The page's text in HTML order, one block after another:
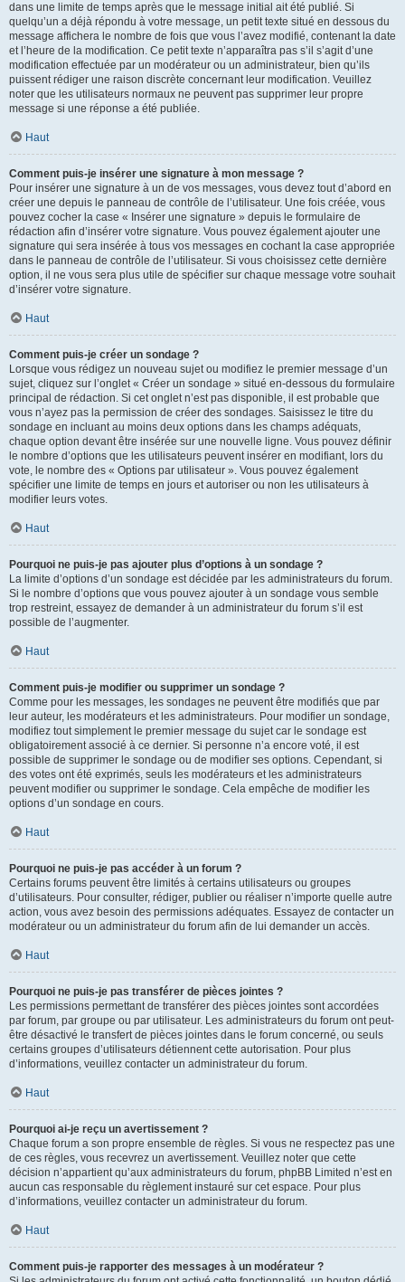
dans une limite de temps après que le message initial ait été publié. Si
quelqu’un a déjà répondu à votre message, un petit texte situé en dessous du
message affichera le nombre de fois que vous l’avez modifié, contenant la date
et l’heure de la modification. Ce petit texte n’apparaîtra pas s’il s’agit d’une
modification effectuée par un modérateur ou un administrateur, bien qu’ils
puissent rédiger une raison discrète concernant leur modification. Veuillez
noter que les utilisateurs normaux ne peuvent pas supprimer leur propre
message si une réponse a été publiée.
Haut
Comment puis-je insérer une signature à mon message ?
Pour insérer une signature à un de vos messages, vous devez tout d’abord en
créer une depuis le panneau de contrôle de l’utilisateur. Une fois créée, vous
pouvez cocher la case « Insérer une signature » depuis le formulaire de
rédaction afin d’insérer votre signature. Vous pouvez également ajouter une
signature qui sera insérée à tous vos messages en cochant la case appropriée
dans le panneau de contrôle de l’utilisateur. Si vous choisissez cette dernière
option, il ne vous sera plus utile de spécifier sur chaque message votre souhait
d’insérer votre signature.
Haut
Comment puis-je créer un sondage ?
Lorsque vous rédigez un nouveau sujet ou modifiez le premier message d’un
sujet, cliquez sur l’onglet « Créer un sondage » situé en-dessous du formulaire
principal de rédaction. Si cet onglet n’est pas disponible, il est probable que
vous n’ayez pas la permission de créer des sondages. Saisissez le titre du
sondage en incluant au moins deux options dans les champs adéquats,
chaque option devant être insérée sur une nouvelle ligne. Vous pouvez définir
le nombre d’options que les utilisateurs peuvent insérer en modifiant, lors du
vote, le nombre des « Options par utilisateur ». Vous pouvez également
spécifier une limite de temps en jours et autoriser ou non les utilisateurs à
modifier leurs votes.
Haut
Pourquoi ne puis-je pas ajouter plus d’options à un sondage ?
La limite d’options d’un sondage est décidée par les administrateurs du forum.
Si le nombre d’options que vous pouvez ajouter à un sondage vous semble
trop restreint, essayez de demander à un administrateur du forum s’il est
possible de l’augmenter.
Haut
Comment puis-je modifier ou supprimer un sondage ?
Comme pour les messages, les sondages ne peuvent être modifiés que par
leur auteur, les modérateurs et les administrateurs. Pour modifier un sondage,
modifiez tout simplement le premier message du sujet car le sondage est
obligatoirement associé à ce dernier. Si personne n’a encore voté, il est
possible de supprimer le sondage ou de modifier ses options. Cependant, si
des votes ont été exprimés, seuls les modérateurs et les administrateurs
peuvent modifier ou supprimer le sondage. Cela empêche de modifier les
options d’un sondage en cours.
Haut
Pourquoi ne puis-je pas accéder à un forum ?
Certains forums peuvent être limités à certains utilisateurs ou groupes
d’utilisateurs. Pour consulter, rédiger, publier ou réaliser n’importe quelle autre
action, vous avez besoin des permissions adéquates. Essayez de contacter un
modérateur ou un administrateur du forum afin de lui demander un accès.
Haut
Pourquoi ne puis-je pas transférer de pièces jointes ?
Les permissions permettant de transférer des pièces jointes sont accordées
par forum, par groupe ou par utilisateur. Les administrateurs du forum ont peut-
être désactivé le transfert de pièces jointes dans le forum concerné, ou seuls
certains groupes d’utilisateurs détiennent cette autorisation. Pour plus
d’informations, veuillez contacter un administrateur du forum.
Haut
Pourquoi ai-je reçu un avertissement ?
Chaque forum a son propre ensemble de règles. Si vous ne respectez pas une
de ces règles, vous recevrez un avertissement. Veuillez noter que cette
décision n’appartient qu’aux administrateurs du forum, phpBB Limited n’est en
aucun cas responsable du règlement instauré sur cet espace. Pour plus
d’informations, veuillez contacter un administrateur du forum.
Haut
Comment puis-je rapporter des messages à un modérateur ?